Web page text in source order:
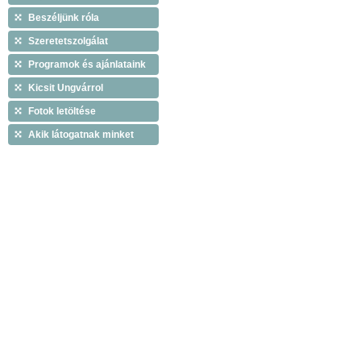
Beszéljünk róla
Szeretetszolgálat
Programok és ajánlataink
Kicsit Ungvárrol
Fotok letöltése
Akik látogatnak minket